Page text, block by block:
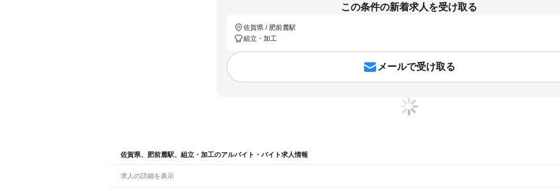
この条件の新着求人を受け取る
佐賀県 / 肥前麓駅
組立・加工
メールで受け取る
佐賀県、肥前麓駅、組立・加工のアルバイト・バイト求人情報
求人の詳細を表示